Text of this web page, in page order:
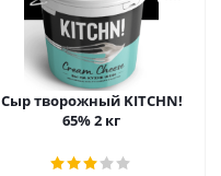
Сыр творожный KITCHN!
65% 2 кг